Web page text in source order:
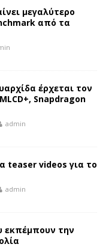
μεγαλύτερο
από τα
έρχεται τον
MLCD+, Snapdragon
admin
teaser videos για το
admin
εκπέμπουν την